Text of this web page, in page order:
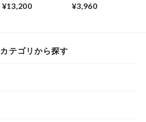
Photographs 1966-
¥13,200
玉城ティナ 篠山紀
¥3,960
カテゴリから探す